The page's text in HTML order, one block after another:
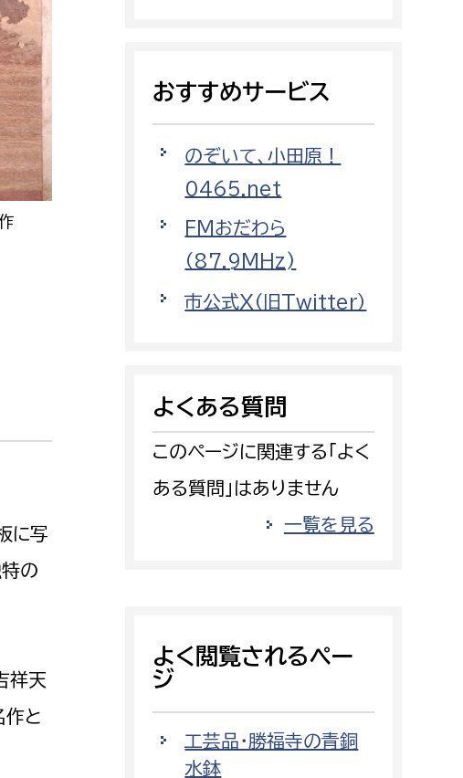
ター
ター
管理課
消防総務課
予防課
警防計画課
情報司令課
警防第2課
務局
監査事務局
監査事務局
に写
の
祥天
作と
おすすめサービス
のぞいて、小田原！
0465.net
FMおだわら
（87.9MHz)
市公式X（旧Twitter）
よくある質問
このページに関連する「よく
ある質問」はありません
一覧を見る
よく閲覧されるペー
ジ
工芸品・勝福寺の青銅
水鉢